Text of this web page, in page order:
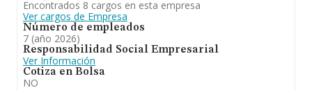
Encontrados 8 cargos en esta empresa
Ver cargos de Empresa
Número de empleados
7 (año 2026)
Responsabilidad Social Empresarial
Ver Información
Cotiza en Bolsa
NO